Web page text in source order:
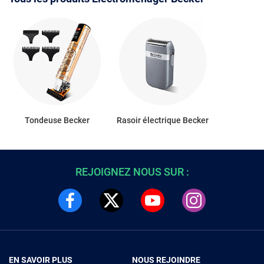
Tondeuse Becker Rasoir électrique Becker
REJOIGNEZ NOUS SUR :
EN SAVOIR PLUS NOUS REJOINDRE